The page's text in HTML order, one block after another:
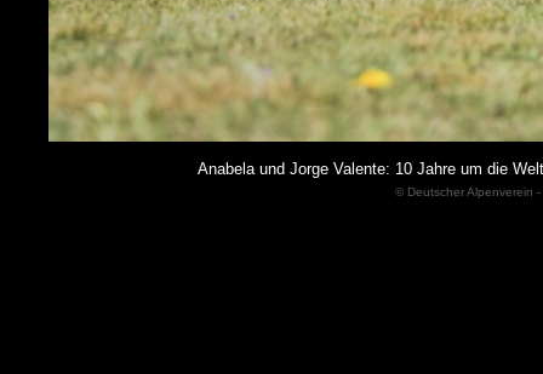
Anabela und Jorge Valente: 10 Jahre um die
© Deutscher Alpenverein